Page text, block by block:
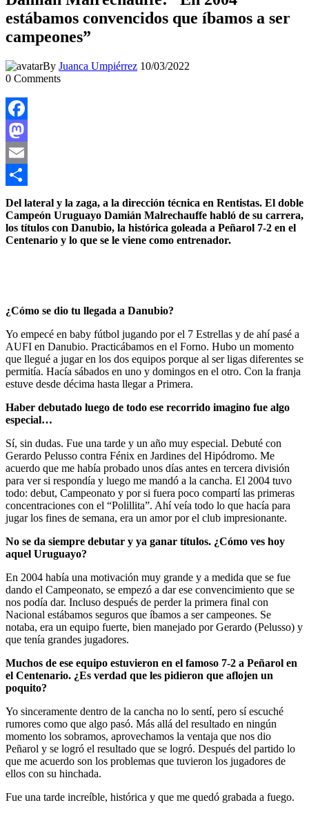
estábamos convencidos que íbamos a ser
campeones”
By Juanca Umpiérrez 10/03/2022
0 Comments
Facebook
Mastodon
Email
Compartir
Del lateral y la zaga, a la dirección técnica en Rentistas. El doble
Campeón Uruguayo Damián Malrechauffe habló de su carrera,
los títulos con Danubio, la histórica goleada a Peñarol 7-2 en el
Centenario y lo que se le viene como entrenador.
¿Cómo se dio tu llegada a Danubio?
Yo empecé en baby fútbol jugando por el 7 Estrellas y de ahí pasé a
AUFI en Danubio. Practicábamos en el Forno. Hubo un momento
que llegué a jugar en los dos equipos porque al ser ligas diferentes se
permitía. Hacía sábados en uno y domingos en el otro. Con la franja
estuve desde décima hasta llegar a Primera.
Haber debutado luego de todo ese recorrido imagino fue algo
especial…
Sí, sin dudas. Fue una tarde y un año muy especial. Debuté con
Gerardo Pelusso contra Fénix en Jardines del Hipódromo. Me
acuerdo que me había probado unos días antes en tercera división
para ver si respondía y luego me mandó a la cancha. El 2004 tuvo
todo: debut, Campeonato y por si fuera poco compartí las primeras
concentraciones con el “Polillita”. Ahí veía todo lo que hacía para
jugar los fines de semana, era un amor por el club impresionante.
No se da siempre debutar y ya ganar títulos. ¿Cómo ves hoy
aquel Uruguayo?
En 2004 había una motivación muy grande y a medida que se fue
dando el Campeonato, se empezó a dar ese convencimiento que se
nos podía dar. Incluso después de perder la primera final con
Nacional estábamos seguros que íbamos a ser campeones. Se
notaba, era un equipo fuerte, bien manejado por Gerardo (Pelusso) y
que tenía grandes jugadores.
Muchos de ese equipo estuvieron en el famoso 7-2 a Peñarol en
el Centenario. ¿Es verdad que les pidieron que aflojen un
poquito?
Yo sinceramente dentro de la cancha no lo sentí, pero sí escuché
rumores como que algo pasó. Más allá del resultado en ningún
momento los sobramos, aprovechamos la ventaja que nos dio
Peñarol y se logró el resultado que se logró. Después del partido lo
que me acuerdo son los problemas que tuvieron los jugadores de
ellos con su hinchada.
Fue una tarde increíble, histórica y que me quedó grabada a fuego.